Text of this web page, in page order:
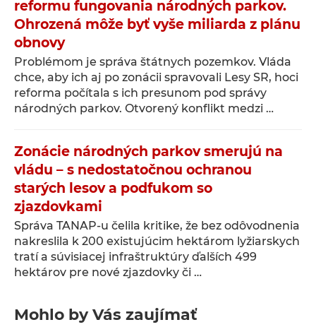
reformu fungovania národných parkov.
Ohrozená môže byť vyše miliarda z plánu
obnovy
Problémom je správa štátnych pozemkov. Vláda
chce, aby ich aj po zonácii spravovali Lesy SR, hoci
reforma počítala s ich presunom pod správy
národných parkov. Otvorený konflikt medzi …
Zonácie národných parkov smerujú na
vládu – s nedostatočnou ochranou
starých lesov a podfukom so
zjazdovkami
Správa TANAP-u čelila kritike, že bez odôvodnenia
nakreslila k 200 existujúcim hektárom lyžiarskych
tratí a súvisiacej infraštruktúry ďalších 499
hektárov pre nové zjazdovky či …
Mohlo by Vás zaujímať